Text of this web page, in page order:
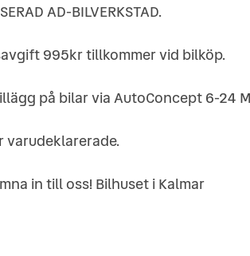
AD-BILVERKSTAD.
995kr tillkommer vid bilköp.
på bilar via AutoConcept 6-24
varudeklarerade.
in till oss! Bilhuset i Kalmar